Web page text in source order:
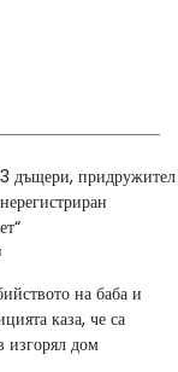
дъщери, придружител
на баба и
каза, че са
изгорял дом